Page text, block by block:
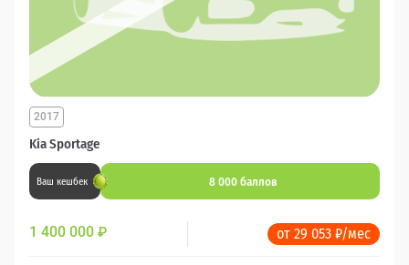
Kia Sportage
2017
Ваш кешбек 8 000 баллов
1 400 000 ₽ от 29 053 ₽/мес